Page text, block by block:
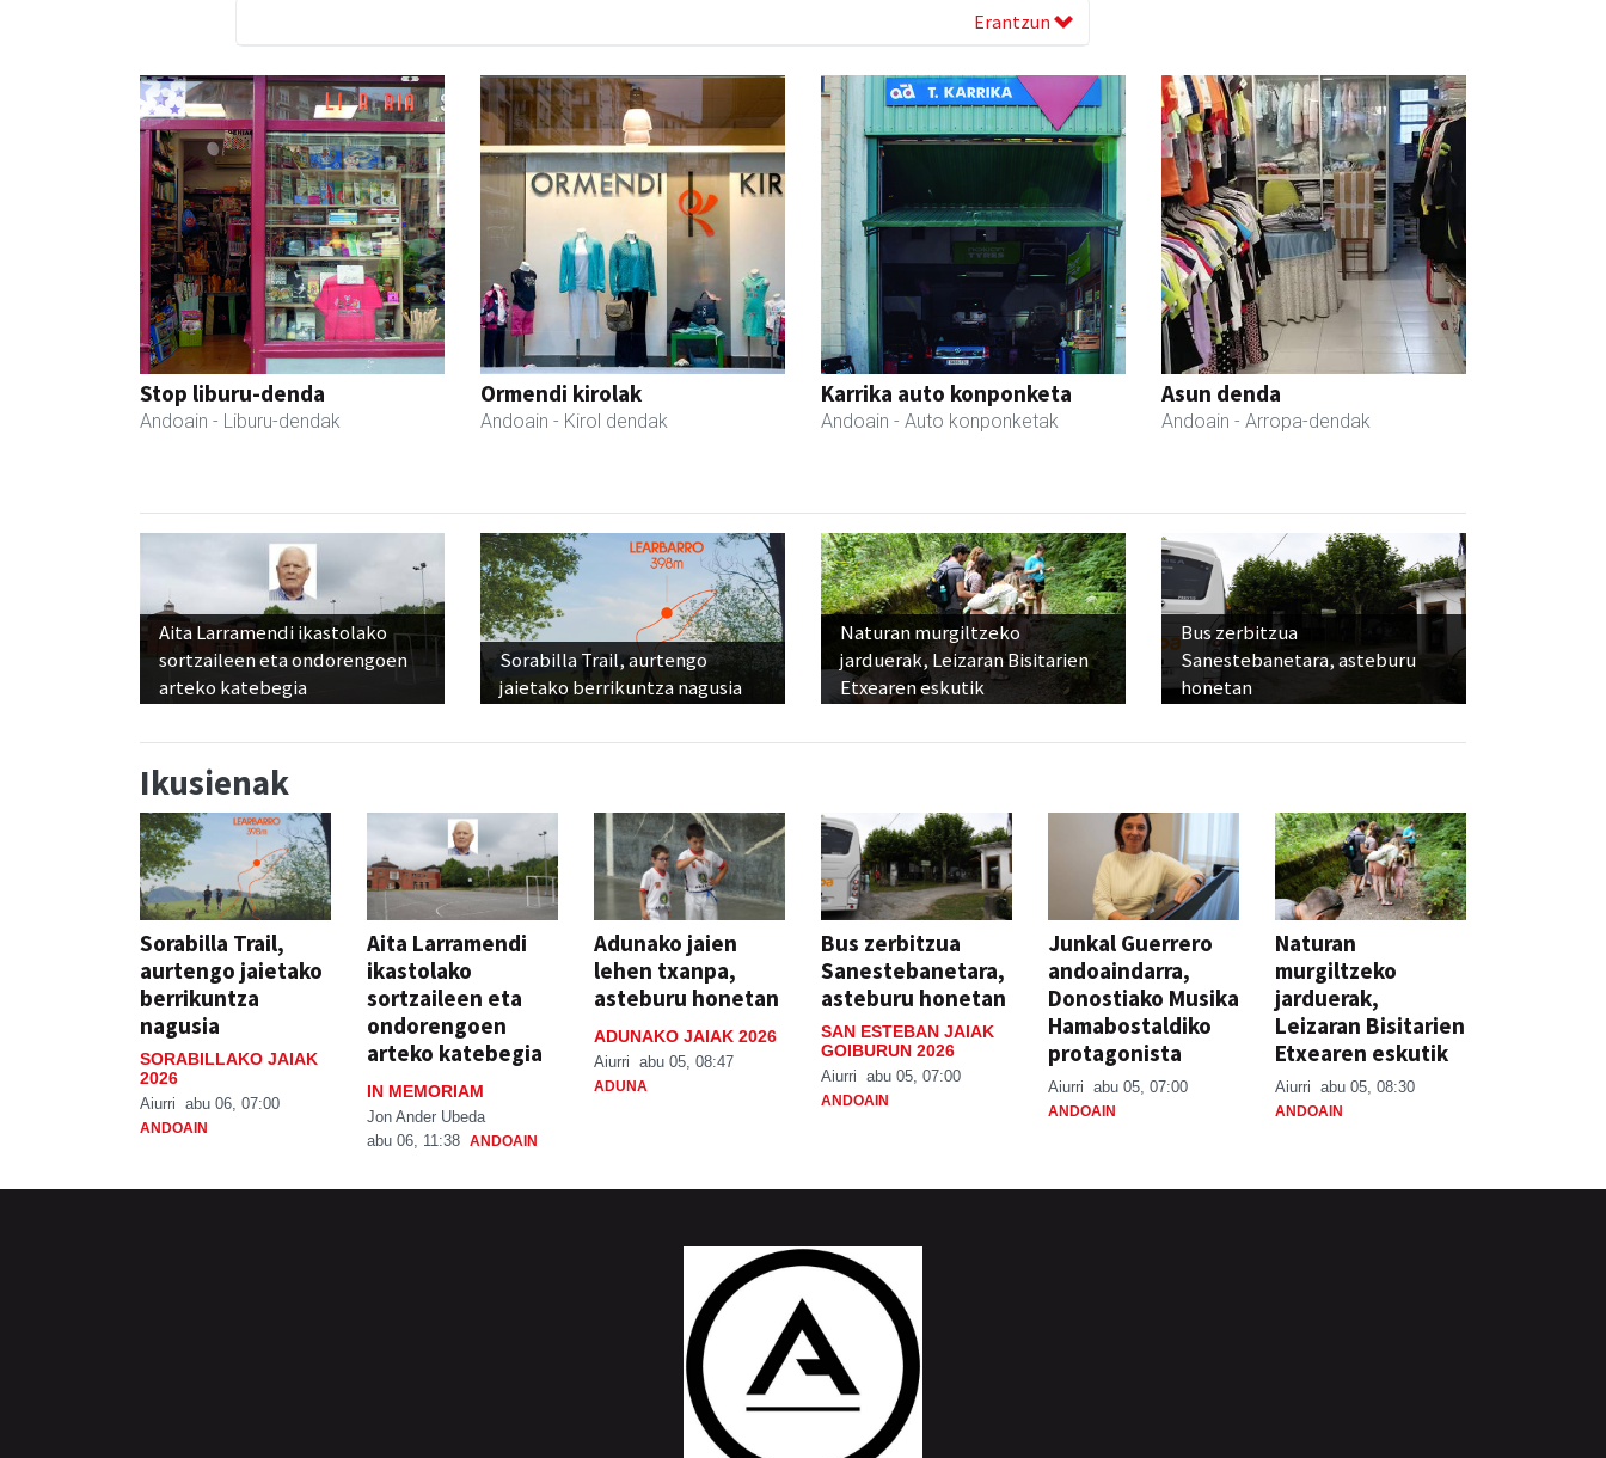
Erantzun
Stop liburu-denda
Andoain - Liburu-dendak
Ormendi kirolak
Andoain - Kirol dendak
Karrika auto konponketa
Andoain - Auto konponketak
Asun denda
Andoain - Arropa-dendak
Aita Larramendi ikastolako
sortzaileen eta ondorengoen
arteko katebegia
Sorabilla Trail, aurtengo
jaietako berrikuntza nagusia
Naturan murgiltzeko
jarduerak, Leizaran Bisitarien
Etxearen eskutik
Bus zerbitzua
Sanestebanetara, asteburu
honetan
Ikusienak
Sorabilla Trail,
aurtengo jaietako
berrikuntza
nagusia
SORABILLAKO JAIAK
2026
Aiurri abu 06, 07:00
ANDOAIN
Aita Larramendi
ikastolako
sortzaileen eta
ondorengoen
arteko katebegia
IN MEMORIAM
Jon Ander Ubeda
abu 06, 11:38 ANDOAIN
Adunako jaien
lehen txanpa,
asteburu honetan
ADUNAKO JAIAK 2026
Aiurri abu 05, 08:47
ADUNA
Bus zerbitzua
Sanestebanetara,
asteburu honetan
SAN ESTEBAN JAIAK
GOIBURUN 2026
Aiurri abu 05, 07:00
ANDOAIN
Junkal Guerrero
andoaindarra,
Donostiako Musika
Hamabostaldiko
protagonista
Aiurri abu 05, 07:00
ANDOAIN
Naturan
murgiltzeko
jarduerak,
Leizaran Bisitarien
Etxearen eskutik
Aiurri abu 05, 08:30
ANDOAIN